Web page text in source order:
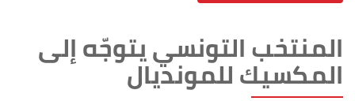
المنتخب التونسي يتوجّه إلى
المكسيك للمونديال